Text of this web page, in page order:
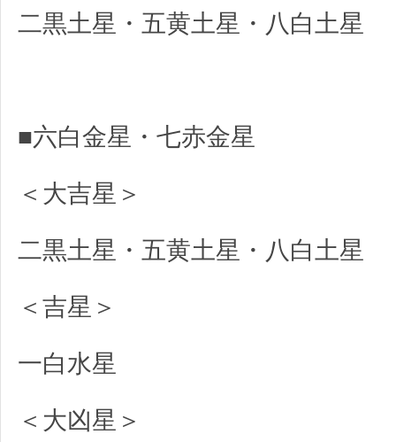
二黒土星・五黄土星・八白土星
■六白金星・七赤金星
＜大吉星＞
二黒土星・五黄土星・八白土星
＜吉星＞
一白水星
＜大凶星＞